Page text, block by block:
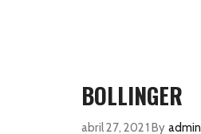
BOLLINGER
abril 27, 2021 By admin